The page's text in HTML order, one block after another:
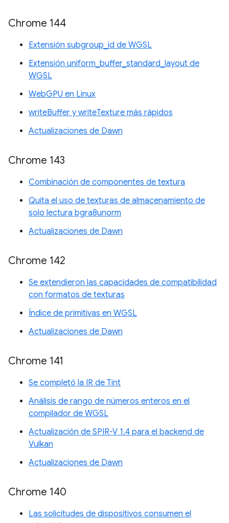
Chrome 144
Extensión subgroup_id de WGSL
Extensión uniform_buffer_standard_layout de
WGSL
WebGPU en Linux
writeBuffer y writeTexture más rápidos
Actualizaciones de Dawn
Chrome 143
Combinación de componentes de textura
Quita el uso de texturas de almacenamiento de
solo lectura bgra8unorm
Actualizaciones de Dawn
Chrome 142
Se extendieron las capacidades de compatibilidad
con formatos de texturas
Índice de primitivas en WGSL
Actualizaciones de Dawn
Chrome 141
Se completó la IR de Tint
Análisis de rango de números enteros en el
compilador de WGSL
Actualización de SPIR-V 1.4 para el backend de
Vulkan
Actualizaciones de Dawn
Chrome 140
Las solicitudes de dispositivos consumen el